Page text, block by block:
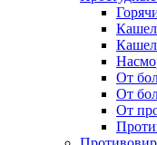
От
От
От